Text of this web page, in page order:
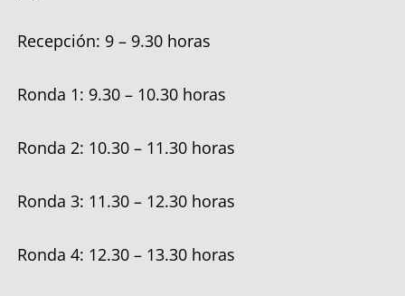
Recepción: 9 – 9.30 horas
Ronda 1: 9.30 – 10.30 horas
Ronda 2: 10.30 – 11.30 horas
Ronda 3: 11.30 – 12.30 horas
Ronda 4: 12.30 – 13.30 horas